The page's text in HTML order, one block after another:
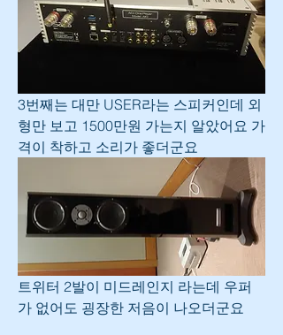
3번째는 대만 USER라는 스피커인데 외
형만 보고 1500만원 가는지 알았어요 가
격이 착하고 소리가 좋더군요
트위터 2발이 미드레인지 라는데 우퍼
가 없어도 굉장한 저음이 나오더군요